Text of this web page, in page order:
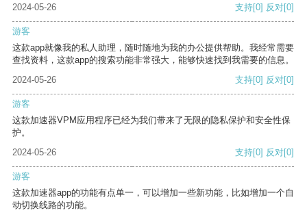
2024-05-26
支持[0] 反对[0]
游客
这款app就像我的私人助理，随时随地为我的办公提供帮助。我经常需要
查找资料，这款app的搜索功能非常强大，能够快速找到我需要的信息。
2024-05-26
支持[0] 反对[0]
游客
这款加速器VPM应用程序已经为我们带来了无限的隐私保护和安全性保
护。
2024-05-26
支持[0] 反对[0]
游客
这款加速器app的功能有点单一，可以增加一些新功能，比如增加一个自
动切换线路的功能。